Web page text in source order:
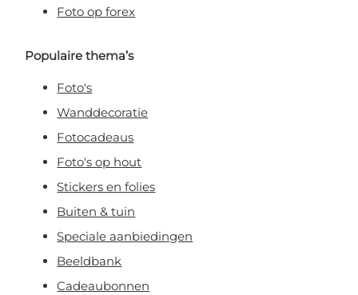
Foto op forex
Populaire thema’s
Foto's
Wanddecoratie
Fotocadeaus
Foto's op hout
Stickers en folies
Buiten & tuin
Speciale aanbiedingen
Beeldbank
Cadeaubonnen